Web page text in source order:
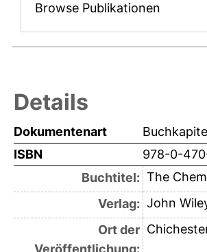
Browse Publikationen
Details
Dokumentenart
ISBN
978-0-
Buchtitel: The
Verlag: John
Ort der
Veröffentlichung: